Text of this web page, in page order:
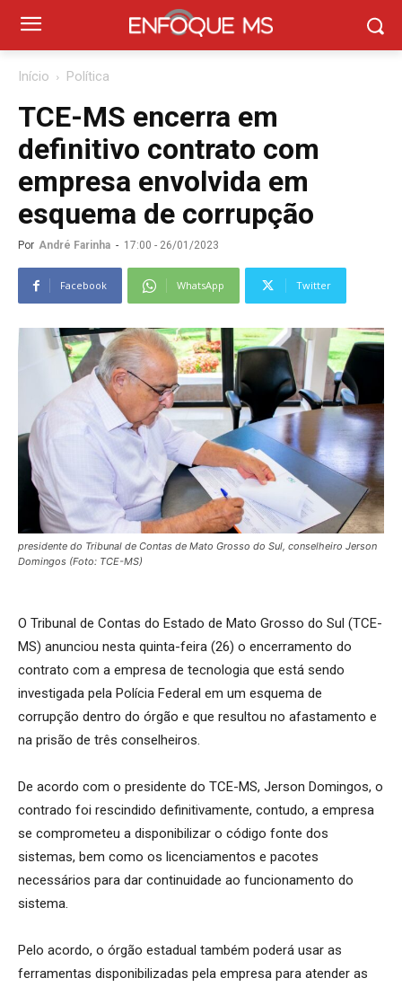
Início Política
TCE-MS encerra em
definitivo contrato com
empresa envolvida em
esquema de corrupção
Por André Farinha - 17:00 - 26/01/2023
Facebook WhatsApp Twitter
presidente do Tribunal de Contas de Mato Grosso do Sul, conselheiro Jerson
Domingos (Foto: TCE-MS)
O Tribunal de Contas do Estado de Mato Grosso do Sul (TCE-
MS) anunciou nesta quinta-feira (26) o encerramento do
contrato com a empresa de tecnologia que está sendo
investigada pela Polícia Federal em um esquema de
corrupção dentro do órgão e que resultou no afastamento e
na prisão de três conselheiros.
De acordo com o presidente do TCE-MS, Jerson Domingos, o
contrado foi rescindido definitivamente, contudo, a empresa
se comprometeu a disponibilizar o código fonte dos
sistemas, bem como os licenciamentos e pacotes
necessários para dar continuidade ao funcionamento do
sistema.
Pelo acordo, o órgão estadual também poderá usar as
ferramentas disponibilizadas pela empresa para atender as